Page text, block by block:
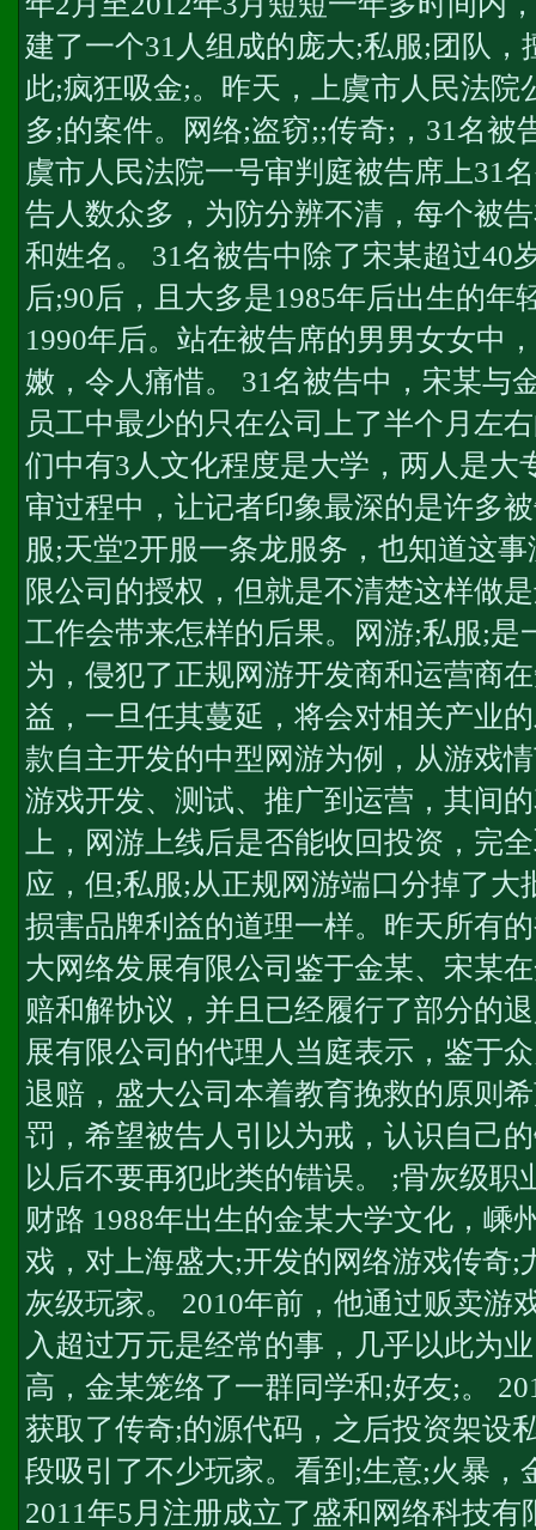
建了一个31人组成的庞大;私服;团队
此;疯狂吸金;。昨天，上虞市人民法院
多;的案件。网络;盗窃;;传奇;，31名被
虞市人民法院一号审判庭被告席上31
告人数众多，为防分辨不清，每个被
和姓名。 31名被告中除了宋某超过40
后;90后，且大多是1985年后出生的年
1990年后。站在被告席的男男女女中
嫩，令人痛惜。 31名被告中，宋某与
员工中最少的只在公司上了半个月左
们中有3人文化程度是大学，两人是大
审过程中，让记者印象最深的是许多
服;天堂2开服一条龙服务 ，也知道这
限公司的授权，但就是不清楚这样做
工作会带来怎样的后果。网游;私服;是
为，侵犯了正规网游开发商和运营商
益，一旦任其蔓延，将会对相关产业
款自主开发的中型网游为例，从游戏
游戏开发、测试、推广到运营，其间
上，网游上线后是否能收回投资，完
应，但;私服;从正规网游端口分掉了大
损害品牌利益的道理一样。昨天所有
大网络发展有限公司鉴于金某、宋某
赔和解协议，并且已经履行了部分的
展有限公司的代理人当庭表示，鉴于
退赔，盛大公司本着教育挽救的原则
罚，希望被告人引以为戒，认识自己
以后不要再犯此类的错误。 ;骨灰级职
财路 1988年出生的金某大学文化，嵊
戏，对上海盛大;开发的网络游戏传奇;
灰级玩家。 2010年前，他通过贩卖游
入超过万元是经常的事，几乎以此为
高，金某笼络了一群同学和;好友;。
获取了传奇;的源代码，之后投资架设
段吸引了不少玩家。看到;生意;火暴，
2011年5月注册成立了盛和网络科技